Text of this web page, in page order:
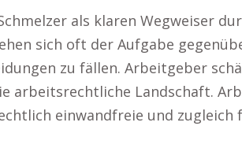
als klaren Wegweiser
sich oft der Aufgabe
zu fällen. Arbeitgeber
arbeitsrechtliche Landschaft.
einwandfreie und zugleich